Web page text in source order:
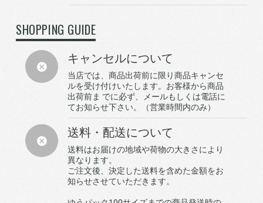
SHOPPING GUIDE
キャンセルについて
当店では、商品出荷前に限り商品キャンセ
ルを受け付けいたします。お客様から商品
出荷前ま でに必ず、メールもしくは電話に
てお知らせ下さい。（営業時間内のみ）
送料・配送について
送料はお届けの地域や荷物の大きさにより
異なります。
ご注文後、決定した送料を含めた金額をお
知らせさせていただきます。